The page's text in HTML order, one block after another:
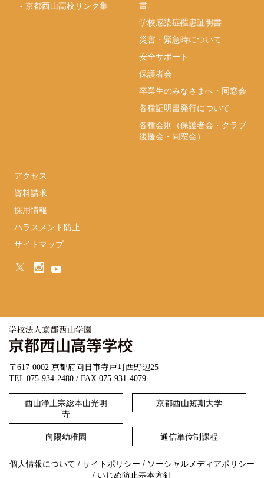
-京都西山高校リンク集
書
学校感染症罹患証明書
災害・緊急時について
安全サポート
保護者会
卒業生のみなさまへ・同窓会
各種証明書発行について
各種会則（保護者会・クラブ
後援会・同窓会）
アクセス
資料請求
採用情報
ハラスメント防止
サイトマップ
〒617-0002 京都府向日市寺戸町西野辺25
TEL 075-934-2480 / FAX 075-931-4079
西山浄土宗総本山光明
寺
京都西山短期大学
向陽幼稚園 通信単位制課程
個人情報について / サイトポリシー / ソーシャルメディアポリシー
/ いじめ防止基本方針